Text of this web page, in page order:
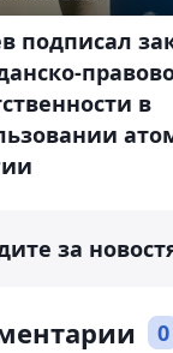
подписал
в
за
0